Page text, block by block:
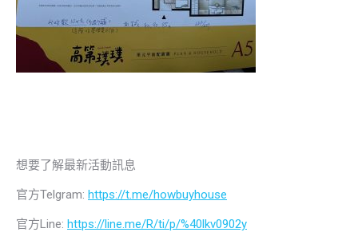
想要了解最新活動訊息
官方Telgram: https://t.me/howbuyhouse
官方Line: https://line.me/R/ti/p/%40lkv0902y